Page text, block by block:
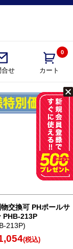
合せ カート
0
交換可 PHポールサ
PHB-213P
213P)
(税込)